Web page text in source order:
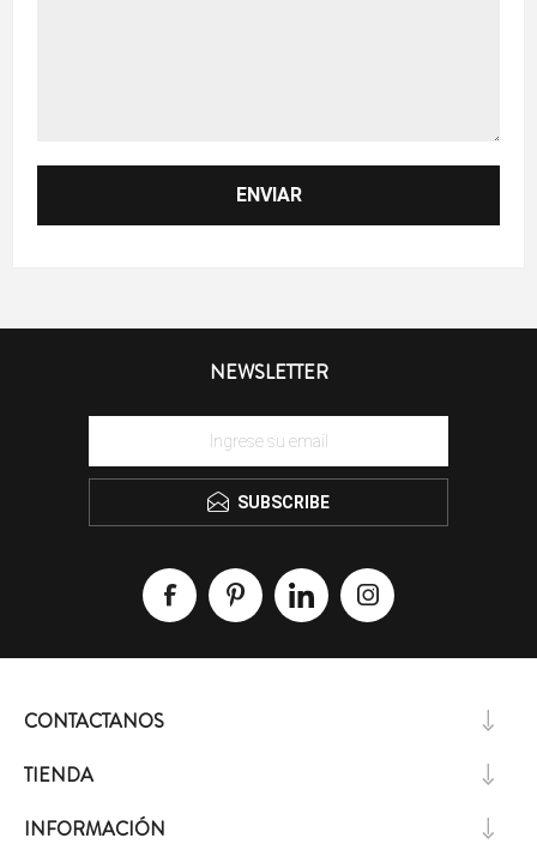
NEWSLETTER
SUBSCRIBE
CONTACTANOS
TIENDA
INFORMACIÓN